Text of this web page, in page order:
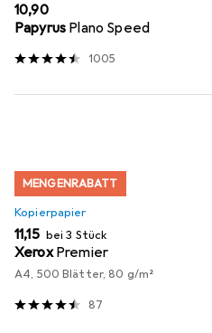
EUR
10,90
Papyrus Plano Speed
1005
MENGENRABATT
Kopierpapier
EUR
11,15 bei 3 Stück
Xerox Premier
A4, 500 Blätter, 80 g/m²
87